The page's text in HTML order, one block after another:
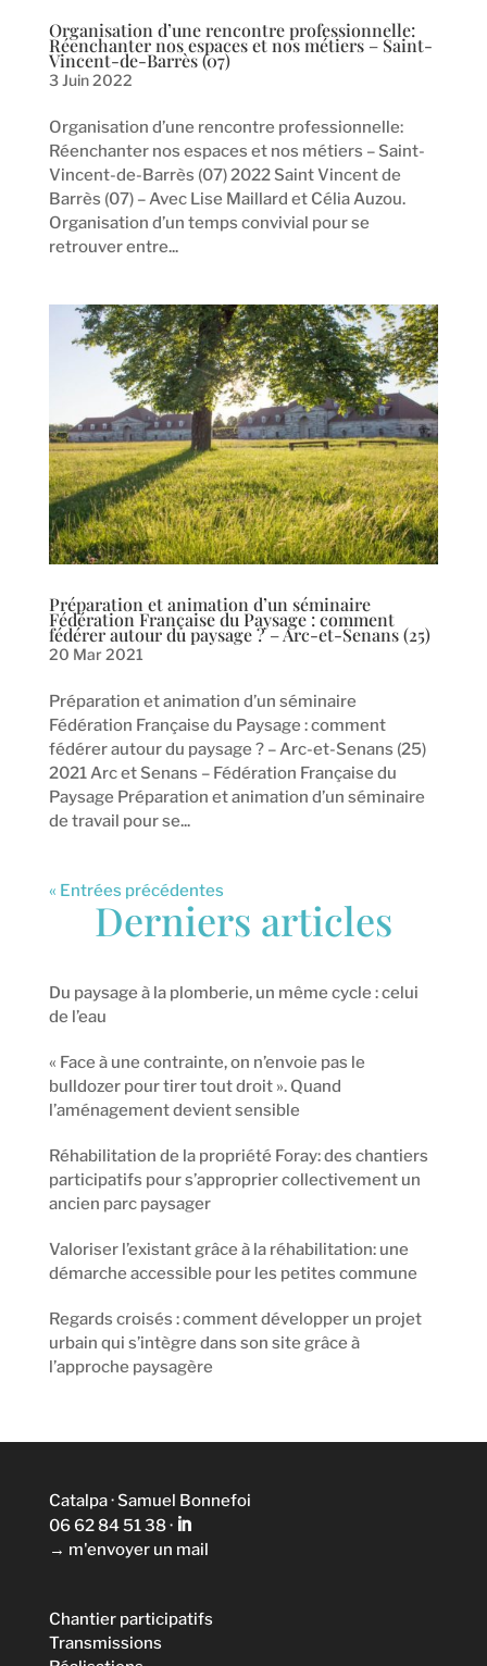
Organisation d’une rencontre professionnelle:
Réenchanter nos espaces et nos métiers – Saint-
Vincent-de-Barrès (07)
3 Juin 2022
Organisation d’une rencontre professionnelle:
Réenchanter nos espaces et nos métiers – Saint-
Vincent-de-Barrès (07) 2022 Saint Vincent de
Barrès (07) – Avec Lise Maillard et Célia Auzou.
Organisation d’un temps convivial pour se
retrouver entre...
Préparation et animation d’un séminaire
Fédération Française du Paysage : comment
fédérer autour du paysage ? – Arc-et-Senans (25)
20 Mar 2021
Préparation et animation d’un séminaire
Fédération Française du Paysage : comment
fédérer autour du paysage ? – Arc-et-Senans (25)
2021 Arc et Senans – Fédération Française du
Paysage Préparation et animation d’un séminaire
de travail pour se...
« Entrées précédentes
Derniers articles
Du paysage à la plomberie, un même cycle : celui
de l’eau
« Face à une contrainte, on n’envoie pas le
bulldozer pour tirer tout droit ». Quand
l’aménagement devient sensible
Réhabilitation de la propriété Foray: des chantiers
participatifs pour s’approprier collectivement un
ancien parc paysager
Valoriser l’existant grâce à la réhabilitation: une
démarche accessible pour les petites commune
Regards croisés : comment développer un projet
urbain qui s’intègre dans son site grâce à
l’approche paysagère
Catalpa · Samuel Bonnefoi
06 62 84 51 38‬·
→ m'envoyer un mail
Chantier participatifs
Transmissions